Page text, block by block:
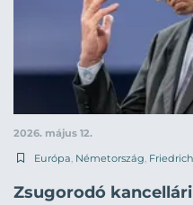
2026. május 12.
Európa Németország
Zsugorodó